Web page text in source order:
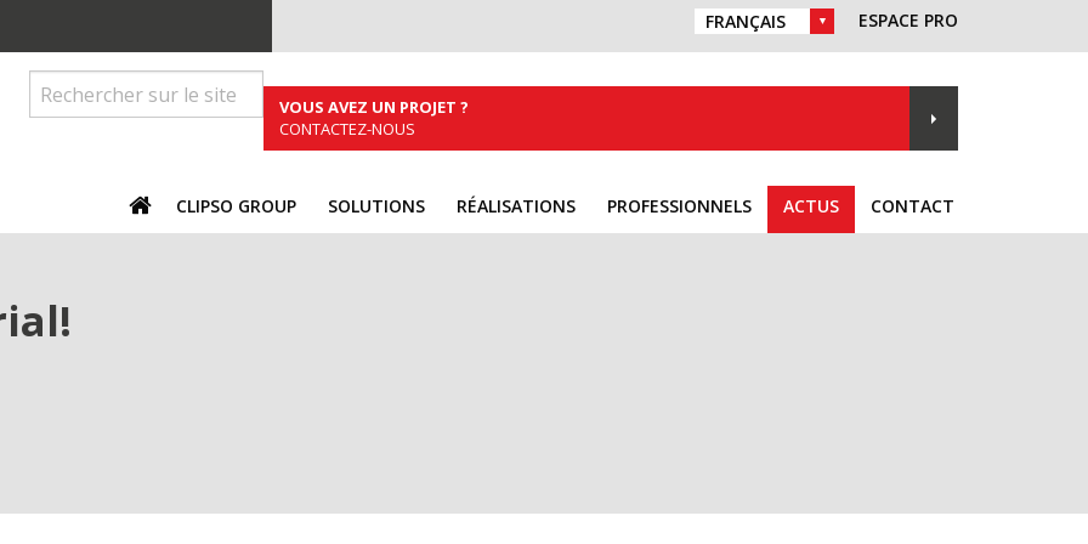
CHOIX DE LA LANGUE :ESPACE PRO
VOUS AVEZ UN PROJET ?
CONTACTEZ-NOUS
ACCUEIL
CLIPSO GROUP SOLUTIONS RÉALISATIONS PROFESSIONNELS ACTUS CONTACT